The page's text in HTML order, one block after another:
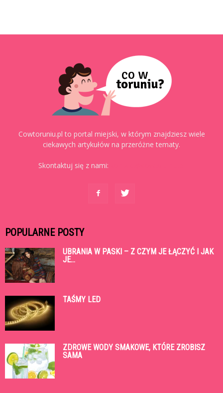
Cowtoruniu.pl to portal miejski, w którym znajdziesz wiele
ciekawych artykułów na przeróżne tematy.
Skontaktuj się z nami:
POPULARNE POSTY
UBRANIA W PASKI – Z CZYM JE ŁĄCZYĆ I JAK
JE...
TAŚMY LED
ZDROWE WODY SMAKOWE, KTÓRE ZROBISZ
SAMA